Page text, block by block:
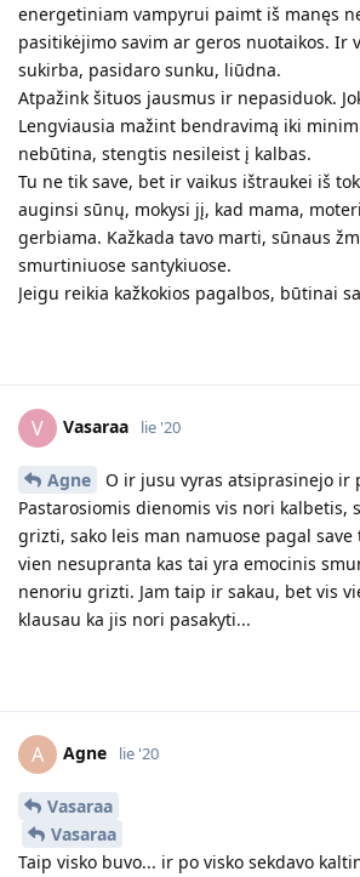
energetiniam vampyrui paimt iš manęs
pasitikėjimo savim ar geros nuotaikos. Ir
sukirba, pasidaro sunku, liūdna.
Atpažink šituos jausmus ir nepasiduok.
Lengviausia mažint bendravimą iki
nebūtina, stengtis nesileist į kalbas.
Tu ne tik save, bet ir vaikus ištraukei iš
auginsi sūnų, mokysi jį, kad mama,
gerbiama. Kažkada tavo marti, sūnaus
smurtiniuose santykiuose.
Jeigu reikia kažkokios pagalbos, būtinai
V Vasaraa lie '20
Agne
O ir jusu vyras atsiprasinejo ir
Pastarosiomis dienomis vis nori kalbetis,
grizti, sako leis man namuose pagal save
vien nesupranta kas tai yra emocinis
nenoriu grizti. Jam taip ir sakau, bet vis
klausau ka jis nori pasakyti...
A Agne lie '20
Vasaraa
Vasaraa
Taip visko buvo... ir po visko sekdavo